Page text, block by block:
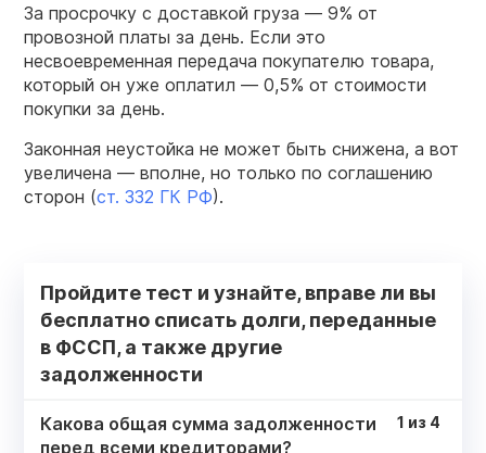
За просрочку с доставкой груза — 9% от
провозной платы за день. Если это
несвоевременная передача покупателю товара,
который он уже оплатил — 0,5% от стоимости
покупки за день.
Законная неустойка не может быть снижена, а вот
увеличена — вполне, но только по соглашению
сторон (ст. 332 ГК РФ).
Пройдите тест и узнайте, вправе ли вы
бесплатно списать долги, переданные
в ФССП, а также другие
задолженности
Какова общая сумма задолженности
перед всеми кредиторами?
1 из 4